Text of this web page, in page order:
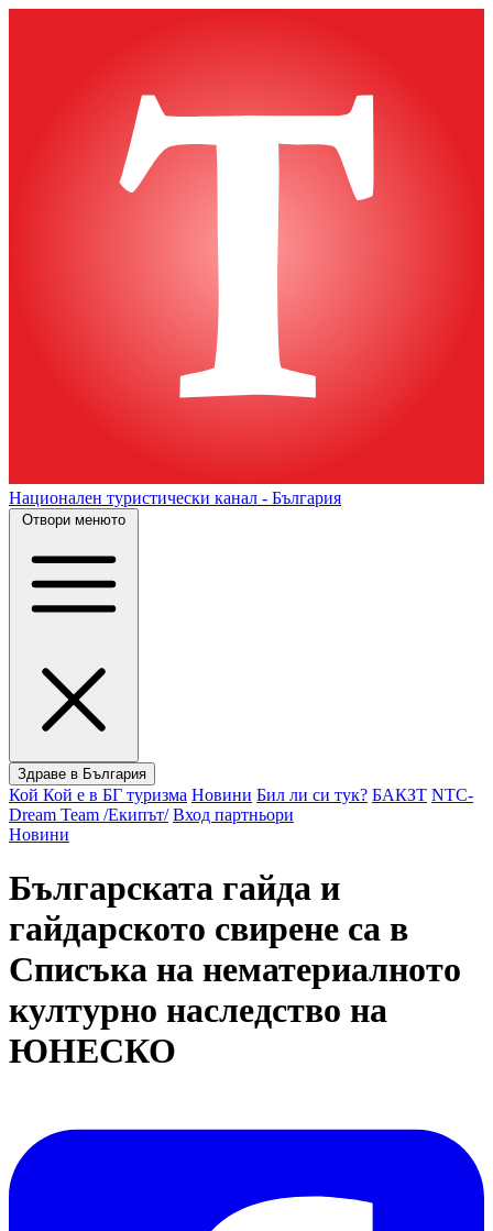
Национален туристически канал - България
Отвори менюто
Здраве в България
Кой Кой е в БГ туризма Новини Бил ли си тук? БАКЗТ NTC-
Dream Team /Екипът/ Вход партньори
Новини
Българската гайда и
гайдарското свирене са в
Списъка на нематериалното
културно наследство на
ЮНЕСКО